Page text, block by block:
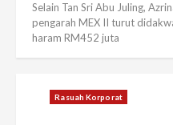
Selain Tan Sri Abu Juling,
pengarah MEX II turut
haram RM452 juta
Rasuah Korporat